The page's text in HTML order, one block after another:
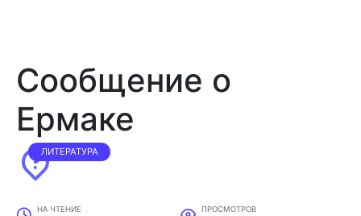
Сообщение о
Ермаке
ЛИТЕРАТУРА
НА ЧТЕНИЕ ПРОСМОТРОВ